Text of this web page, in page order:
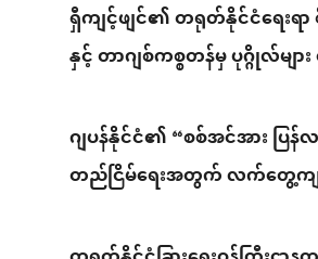
ရှီကျင့်ဖျင်၏ တရုတ်နိုင်ငံရေးရ
နှင့် တာဂျစ်ကစ္စတန်မှ ပုဂ္ဂိုလ်မျ
ဂျပန်နိုင်ငံ၏ “စစ်အင်အား ပြန်
တည်ငြိမ်ရေးအတွက် လက်တွေ့ကျသ